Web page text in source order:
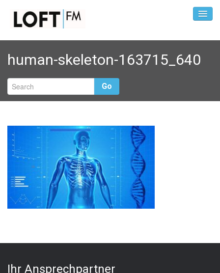
human-skeleton-163715_640
Go
Ihr Ansprechpartner